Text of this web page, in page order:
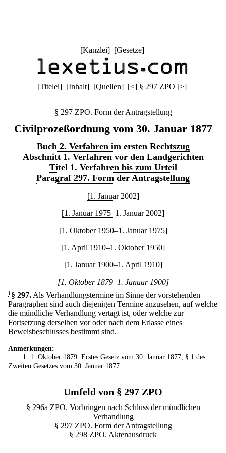
[Kanzlei] [Gesetze]
[Titelei] [Inhalt] [Quellen] [<] § 297 ZPO [>]
§ 297 ZPO. Form der Antragstellung
Civilprozeßordnung vom 30. Januar 1877
Buch 2. Verfahren im ersten Rechtszug
Abschnitt 1. Verfahren vor den Landgerichten
Titel 1. Verfahren bis zum Urteil
Paragraf 297. Form der Antragstellung
[1. Januar 2002]
[1. Januar 1975–1. Januar 2002]
[1. Oktober 1950–1. Januar 1975]
[1. April 1910–1. Oktober 1950]
[1. Januar 1900–1. April 1910]
[1. Oktober 1879–1. Januar 1900]
1 § 297. Als Verhandlungstermine im Sinne der vorstehenden
Paragraphen sind auch diejenigen Termine anzusehen, auf welche
die mündliche Verhandlung vertagt ist, oder welche zur
Fortsetzung derselben vor oder nach dem Erlasse eines
Beweisbeschlusses bestimmt sind.
Anmerkungen:
1
. 1. Oktober 1879: Erstes Gesetz vom 30. Januar 1877, § 1 des
Zweiten Gesetzes vom 30. Januar 1877
Umfeld von § 297 ZPO
§ 296a ZPO. Vorbringen nach Schluss der mündlichen
Verhandlung
§ 297 ZPO. Form der Antragstellung
§ 298 ZPO. Aktenausdruck